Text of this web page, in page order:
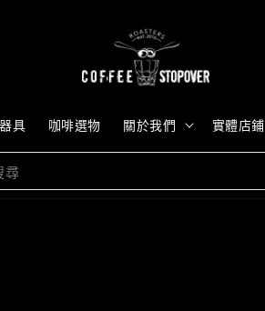
尋
具 咖啡選物 關於我們 實體店鋪